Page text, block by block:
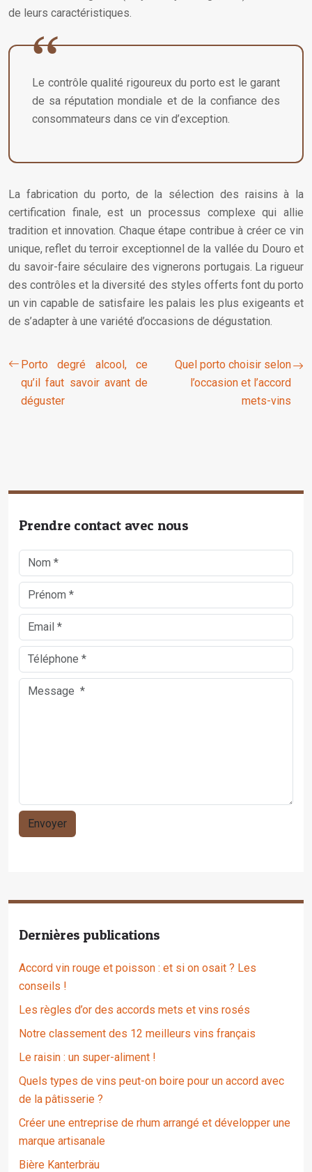
de leurs caractéristiques.
Le contrôle qualité rigoureux du porto est le garant
de sa réputation mondiale et de la confiance des
consommateurs dans ce vin d’exception.
La fabrication du porto, de la sélection des raisins à la
certification finale, est un processus complexe qui allie
tradition et innovation. Chaque étape contribue à créer ce vin
unique, reflet du terroir exceptionnel de la vallée du Douro et
du savoir-faire séculaire des vignerons portugais. La rigueur
des contrôles et la diversité des styles offerts font du porto
un vin capable de satisfaire les palais les plus exigeants et
de s’adapter à une variété d’occasions de dégustation.
Porto degré alcool, ce
qu’il faut savoir avant de
déguster
Quel porto choisir selon
l’occasion et l’accord
mets-vins
Prendre contact avec nous
Dernières publications
Accord vin rouge et poisson : et si on osait ? Les
conseils !
Les règles d’or des accords mets et vins rosés
Notre classement des 12 meilleurs vins français
Le raisin : un super-aliment !
Quels types de vins peut-on boire pour un accord avec
de la pâtisserie ?
Créer une entreprise de rhum arrangé et développer une
marque artisanale
Bière Kanterbräu